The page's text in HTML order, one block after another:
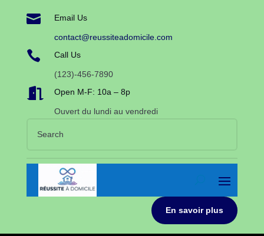
 Email Us
contact@reussiteadomicile.com
 Call Us
(123)-456-7890
 Open M-F: 10a – 8p
Ouvert du lundi au vendredi
En savoir plus